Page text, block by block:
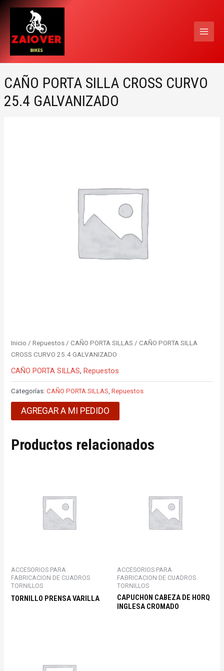
contenido
CAÑO PORTA SILLA CROSS CURVO
25.4 GALVANIZADO
Inicio /Repuestos /CAÑO PORTA SILLAS / CAÑO PORTA SILLA
CROSS CURVO 25.4 GALVANIZADO
CAÑO PORTA SILLAS,Repuestos
Categorías:CAÑO PORTA SILLAS ,Repuestos
AGREGAR A MI PEDIDO
Productos relacionados
ACCESORIOS PARA
FABRICACION DE CUADROS
TORNILLOS
TORNILLO PRENSA VARILLA
ACCESORIOS PARA
FABRICACION DE CUADROS
TORNILLOS
CAPUCHON CABEZA DE HORQ
INGLESA CROMADO